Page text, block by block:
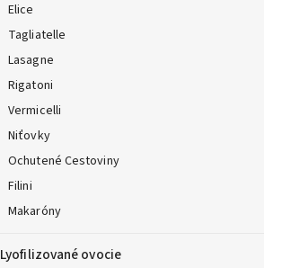
Elice
Tagliatelle
Lasagne
Rigatoni
Vermicelli
Niťovky
Ochutené Cestoviny
Filini
Makaróny
Lyofilizované ovocie